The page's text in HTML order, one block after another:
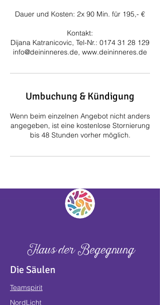
Dauer und Kosten: 2x 90 Min. für 195,- €
Kontakt:
Dijana Katranicovic, Tel-Nr.: 0174 31 28 129
info@deininneres.de, www.deininneres.de
Umbuchung & Kündigung
Wenn beim einzelnen Angebot nicht anders
angegeben, ist eine kostenlose Stornierung
bis 48 Stunden vorher möglich.
Haus der Begegnung
Die Säulen
Teamspirit
NordLicht